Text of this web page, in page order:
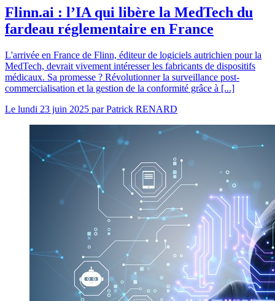
Flinn.ai : l’IA qui libère la MedTech du
fardeau réglementaire en France
L'arrivée en France de Flinn, éditeur de logiciels autrichien pour la
MedTech, devrait vivement intéresser les fabricants de dispositifs
médicaux. Sa promesse ? Révolutionner la surveillance post-
commercialisation et la gestion de la conformité grâce à [...]
Le lundi 23 juin 2025 parPatrick RENARD